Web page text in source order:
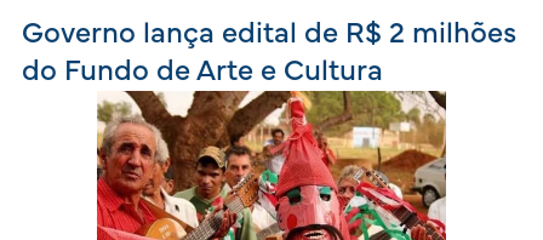
Governo lança edital de R$ 2 milhões
do Fundo de Arte e Cultura